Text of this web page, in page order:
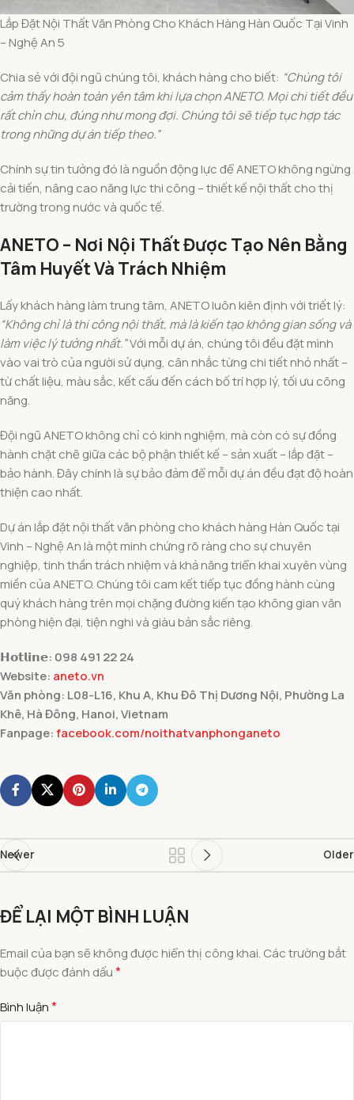
Lắp Đặt Nội Thất Văn Phòng Cho Khách Hàng Hàn Quốc Tại Vinh
– Nghệ An 5
Chia sẻ với đội ngũ chúng tôi, khách hàng cho biết: “Chúng tôi
cảm thấy hoàn toàn yên tâm khi lựa chọn ANETO. Mọi chi tiết đều
rất chỉn chu, đúng như mong đợi. Chúng tôi sẽ tiếp tục hợp tác
trong những dự án tiếp theo.”
Chính sự tin tưởng đó là nguồn động lực để ANETO không ngừng
cải tiến, nâng cao năng lực thi công – thiết kế nội thất cho thị
trường trong nước và quốc tế.
ANETO – Nơi Nội Thất Được Tạo Nên Bằng
Tâm Huyết Và Trách Nhiệm
Lấy khách hàng làm trung tâm, ANETO luôn kiên định với triết lý:
“Không chỉ là thi công nội thất, mà là kiến tạo không gian sống và
làm việc lý tưởng nhất.”Với mỗi dự án, chúng tôi đều đặt mình
vào vai trò của người sử dụng, cân nhắc từng chi tiết nhỏ nhất –
từ chất liệu, màu sắc, kết cấu đến cách bố trí hợp lý, tối ưu công
năng.
Đội ngũ ANETO không chỉ có kinh nghiệm, mà còn có sự đồng
hành chặt chẽ giữa các bộ phận thiết kế – sản xuất – lắp đặt –
bảo hành. Đây chính là sự bảo đảm để mỗi dự án đều đạt độ hoàn
thiện cao nhất.
Dự án lắp đặt nội thất văn phòng cho khách hàng Hàn Quốc tại
Vinh – Nghệ An là một minh chứng rõ ràng cho sự chuyên
nghiệp, tinh thần trách nhiệm và khả năng triển khai xuyên vùng
miền của ANETO. Chúng tôi cam kết tiếp tục đồng hành cùng
quý khách hàng trên mọi chặng đường kiến tạo không gian văn
phòng hiện đại, tiện nghi và giàu bản sắc riêng.
𝗛𝗼𝘁𝗹𝗶𝗻𝗲: 098 491 22 24
Website: aneto.vn
Văn phòng: L08-L16, Khu A, Khu Đô Thị Dương Nội, Phường La
Khê, Hà Đông, Hanoi, Vietnam
Fanpage:facebook.com/noithatvanphonganeto
Newer Older
ĐỂ LẠI MỘT BÌNH LUẬN
Email của bạn sẽ không được hiển thị công khai. Các trường bắt
buộc được đánh dấu*
Bình luận*